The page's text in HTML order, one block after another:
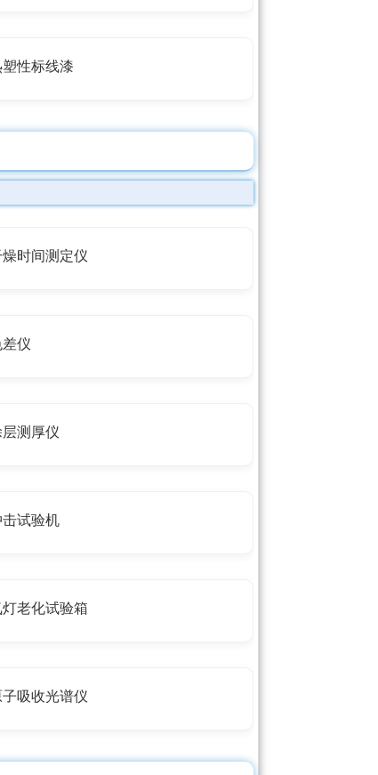
塑性标线漆
燥时间测定仪
差仪
层测厚仪
击试验机
灯老化试验箱
子吸收光谱仪